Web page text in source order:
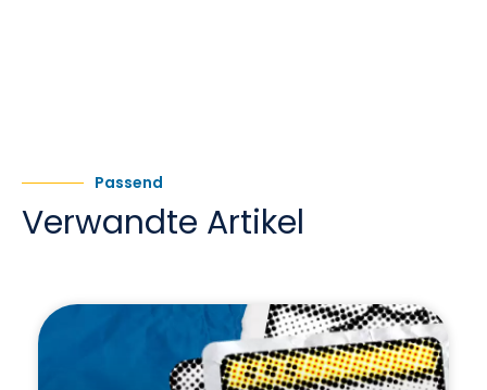
Passend
Verwandte Artikel